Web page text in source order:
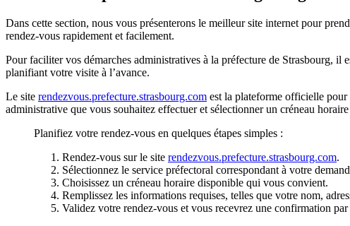
Dans cette section, nous vous présenterons le meilleur site internet pour
rendez-vous rapidement et facilement.
Pour faciliter vos démarches administratives à la préfecture de Strasbourg, il
planifiant votre visite à l’avance.
Le site rendezvous.prefecture.strasbourg.com est la plateforme officielle pour
administrative que vous souhaitez effectuer et sélectionner un créneau
Planifiez votre rendez-vous en quelques étapes simples :
Rendez-vous sur le site rendezvous.prefecture.strasbourg.com.
Sélectionnez le service préfectoral correspondant à votre
Choisissez un créneau horaire disponible qui vous convient.
Remplissez les informations requises, telles que votre nom,
Validez votre rendez-vous et vous recevrez une confirmation